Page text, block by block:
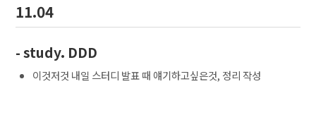
11.04
- study. DDD
이것저것 내일 스터디 발표 때 얘기하고싶은것, 정리 작성